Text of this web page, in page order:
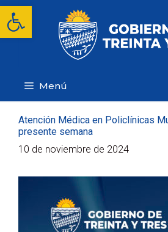
Abrir barra de
Saltar
contenido
Menú
Atención Médica en Policlínicas
presente semana
10 de noviembre de 2024